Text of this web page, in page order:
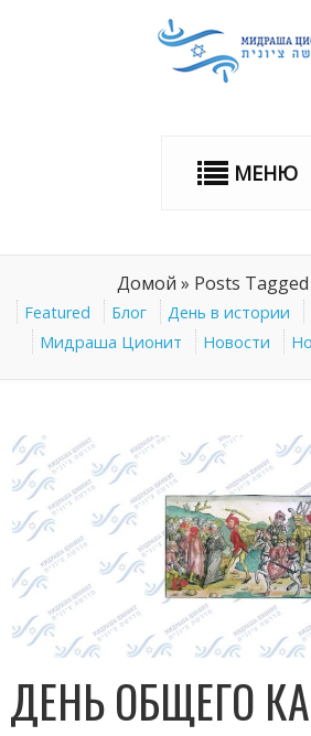
МЕНЮ
Домой » Posts
Featured Блог День в истории
Мидраша Ционит
Новости
ДЕНЬ ОБЩЕГО